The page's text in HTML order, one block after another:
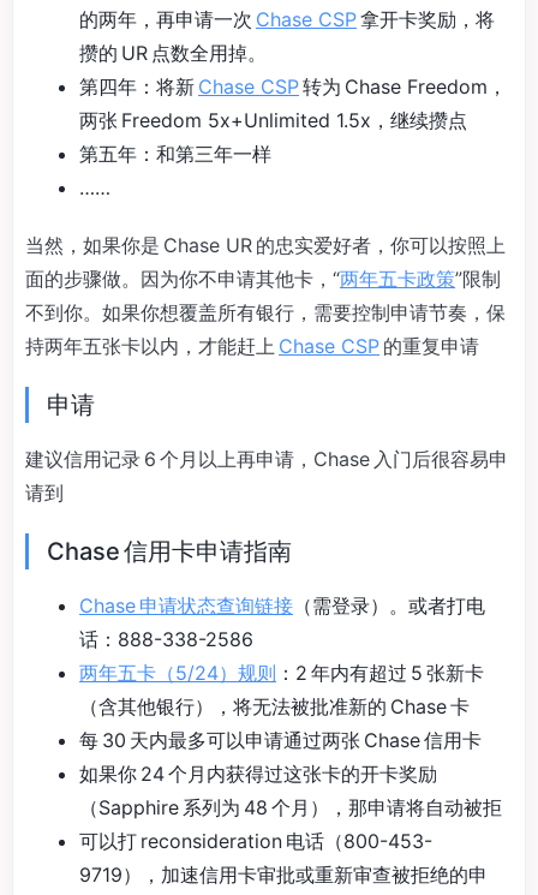
的两年，再申请一次 Chase CSP拿开卡奖励，将
攒的 UR 点数全用掉。
第四年：将新 Chase CSP转为 Chase Freedom，
两张 Freedom 5x+Unlimited 1.5x，继续攒点
第五年：和第三年一样
……
当然，如果你是 Chase UR 的忠实爱好者，你可以按照上
面的步骤做。因为你不申请其他卡，“两年五卡政策”限制
不到你。如果你想覆盖所有银行，需要控制申请节奏，保
持两年五张卡以内，才能赶上 Chase CSP 的重复申请
申请
建议信用记录 6 个月以上再申请，Chase 入门后很容易申
请到
Chase 信用卡申请指南
Chase 申请状态查询链接 （需登录）。或者打电
话：888-338-2586
两年五卡（5/24）规则 ：2 年内有超过 5 张新卡
（含其他银行），将无法被批准新的 Chase 卡
每 30 天内最多可以申请通过两张 Chase 信用卡
如果你 24 个月内获得过这张卡的开卡奖励
（Sapphire 系列为 48 个月），那申请将自动被拒
可以打 reconsideration 电话（800-453-
9719），加速信用卡审批或重新审查被拒绝的申